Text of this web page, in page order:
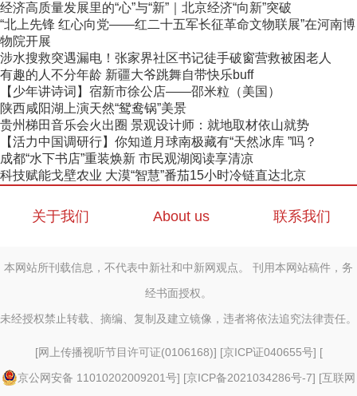
经济高质量发展里的“心”与“新”｜北京经济“向新”突破
“北上先锋 红心向党——红二十五军长征革命文物联展”在河南博
物院开展
涉水搜救突遇漏电！张家界社区书记徒手破窗营救被困老人
有趣的人不分年龄 新疆大爷跳舞自带快乐buff
【少年讲诗词】宿新市徐公店——邵米粒（美国）
陕西咸阳湖上演天然“鸳鸯锅”美景
贵州梯田音乐会火出圈 景观设计师：就地取材依山就势
【活力中国调研行】你知道月球南极藏有“天然冰库 ”吗？
成都“水下书店”重装焕新 市民观湖阅读享清凉
科技赋能戈壁农业 大漠“智慧”番茄15小时冷链直达北京
关于我们 About us 联系我们
本网站所刊载信息，不代表中新社和中新网观点。 刊用本网站稿件，务
经书面授权。
未经授权禁止转载、摘编、复制及建立镜像，违者将依法追究法律责任。
[网上传播视听节目许可证(0106168)] [京ICP证040655号] [
京公网安备 11010202009201号] [京ICP备2021034286号-7] [互联网